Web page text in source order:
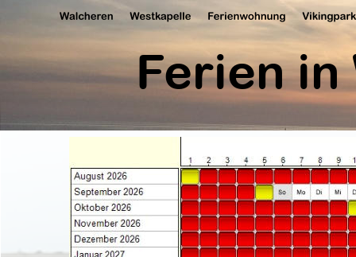
Ferien in